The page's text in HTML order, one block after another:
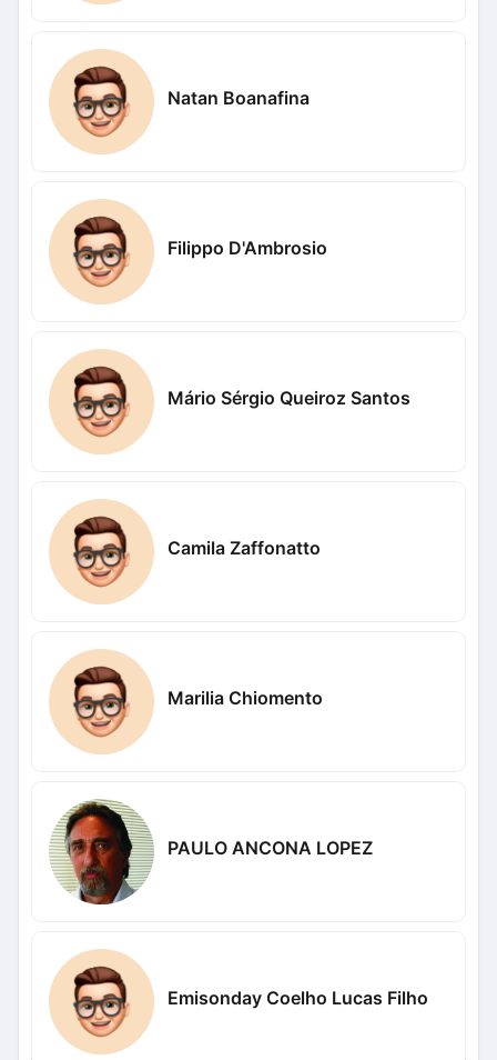
Natan Boanafina
Filippo D'Ambrosio
Mário Sérgio Queiroz Santos
Camila Zaffonatto
Marilia Chiomento
PAULO ANCONA LOPEZ
Emisonday Coelho Lucas Filho